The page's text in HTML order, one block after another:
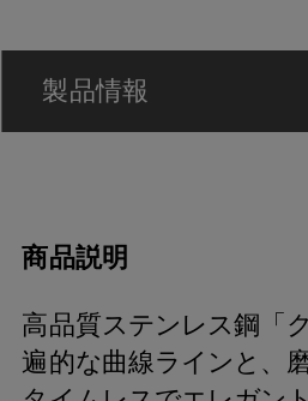
製品情報
商品説明
高品質ステンレス鋼「
遍的な曲線ラインと、